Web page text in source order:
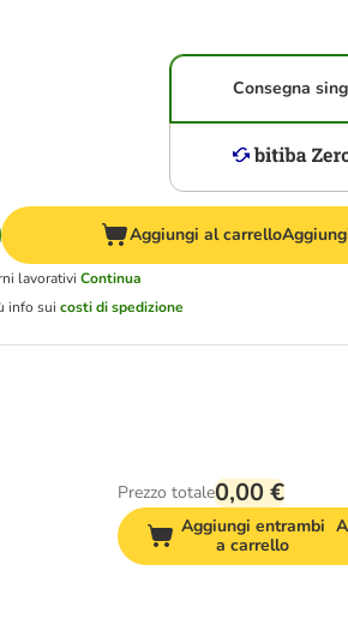
Consegna
Aggiungi al carrello
lavorativi Continua
info suicosti di spedizione
Prezzo totale0,00 €
Aggiungi entrambi
a carrello